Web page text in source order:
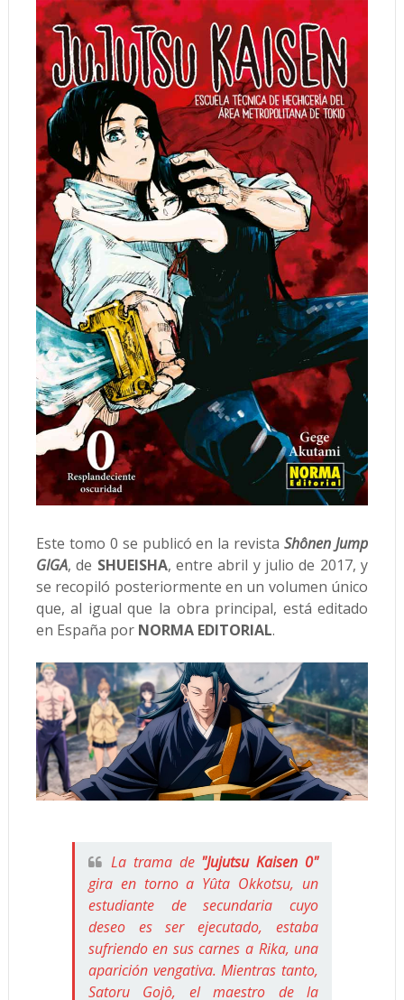
Este tomo 0 se publicó en la revistaShônen Jump
GIGA, de SHUEISHA, entre abril y julio de 2017, y
se recopiló posteriormente en un volumen único
que, al igual que la obra principal, está editado
en España por NORMA EDITORIAL.
La trama de "Jujutsu Kaisen 0"
gira en torno a Yûta Okkotsu, un
estudiante de secundaria cuyo
deseo es ser ejecutado, estaba
sufriendo en sus carnes a Rika, una
aparición vengativa. Mientras tanto,
Satoru Gojô, el maestro de la